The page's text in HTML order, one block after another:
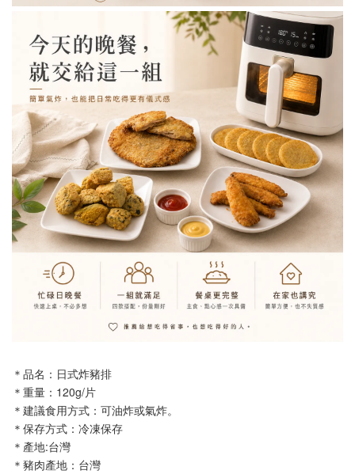
＊品名：日式炸豬排
＊重量：120g/片
＊建議食用方式：可油炸或氣炸。
＊保存方式：冷凍保存
＊產地:台灣
＊豬肉產地：台灣